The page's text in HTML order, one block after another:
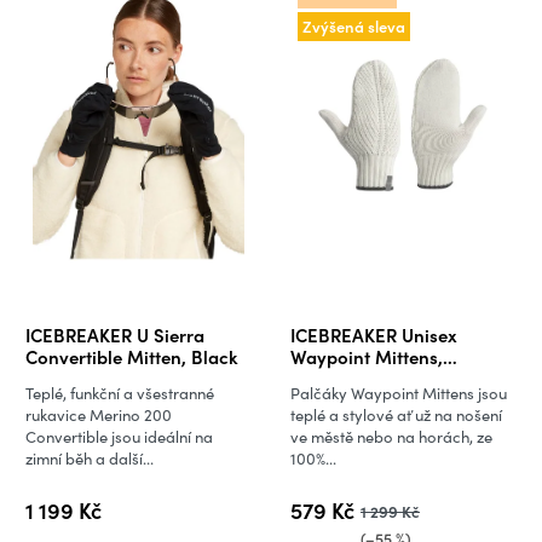
ICEBREAKER U Sierra
Convertible Mitten, Black
1 199 Kč
Teplé, funkční a všestranné
rukavice Merino 200
Convertible jsou ideální na
zimní běh a další...
Zvýšená sleva
ICEBREAKER Unisex
Waypoint Mittens,
579 Kč 1 299 Kč
Palčáky Waypoint Mittens jsou
teplé a stylové ať už na nošení
ve městě nebo na horách, ze
100%...